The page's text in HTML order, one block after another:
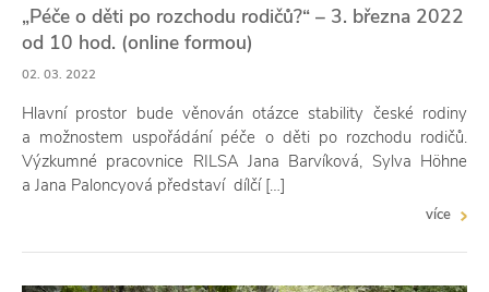
„Péče o děti po rozchodu rodičů?“ – 3. března 2022
od 10 hod. (online formou)
02. 03. 2022
Hlavní prostor bude věnován otázce stability české rodiny
a možnostem uspořádání péče o děti po rozchodu rodičů.
Výzkumné pracovnice RILSA Jana Barvíková, Sylva Höhne
a Jana Paloncyová představí dílčí […]
více